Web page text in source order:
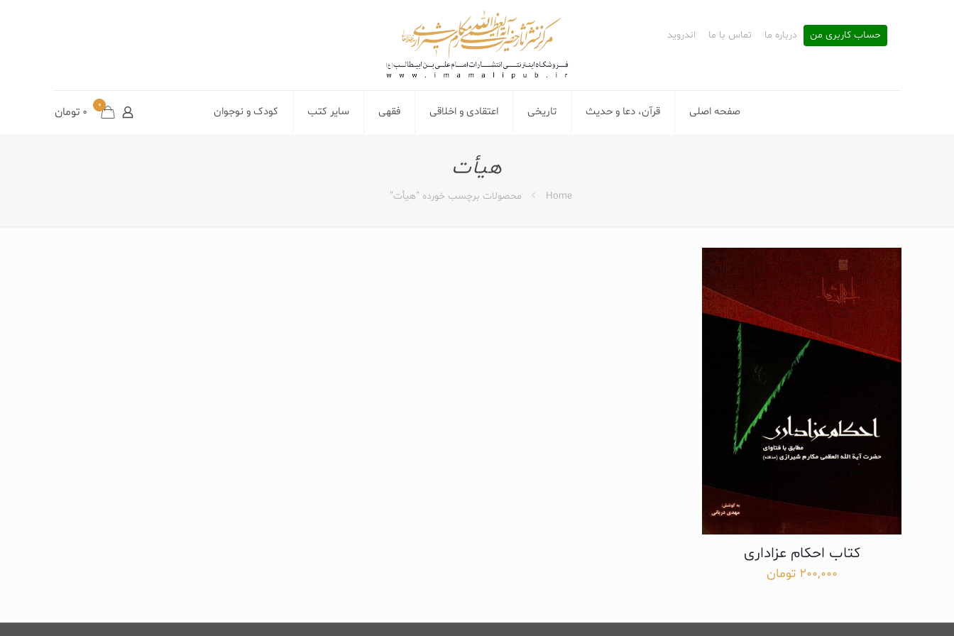
صفحه اصلی قرآن، دعا و حدیث تاریخی اعتقادی و اخلاقی فقهی سایر کتب کودک و نوجوان
حساب کاربری من درباره ما تماس با ما اندروید
0
0 تومان
هیأت
Home محصولات برچسب خورده “هیأت”
کتاب احکام عزاداری
200,000 تومان